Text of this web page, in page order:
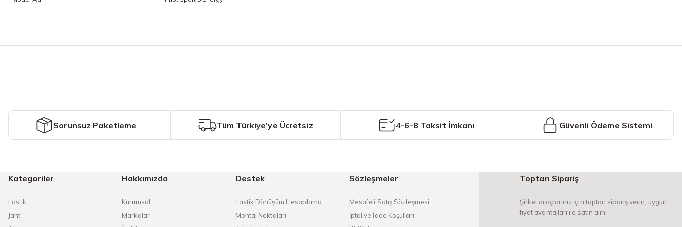
Ürün fiyatı diğer sitelerden daha pahalı.
Bu ürüne benzer farklı alternatifler olmalı.
Sorunsuz Paketleme Tüm Türkiye’ye Ücretsiz 4-6-8 Taksit İmkanı Güvenli Ödeme Sistemi
Kategoriler
Lastik
Jant
Hakkımızda
Kurumsal
Markalar
Destek
Lastik Dönüşüm Hesaplama
Montaj Noktaları
Sözleşmeler
Mesafeli Satış Sözleşmesi
İptal ve İade Koşulları
Toptan Sipariş
Şirket araçlarınız için toptan sipariş verin, uygun
fiyat avantajları ile satın alın!